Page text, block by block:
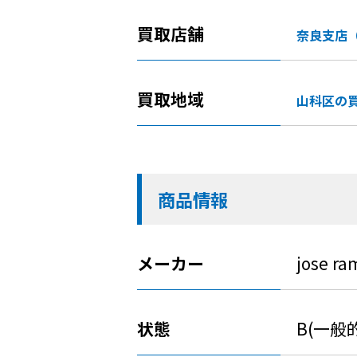
買取店舗 奈良支店
買取地域 山科区の
商品情報
メーカー jose
状態 B(一般